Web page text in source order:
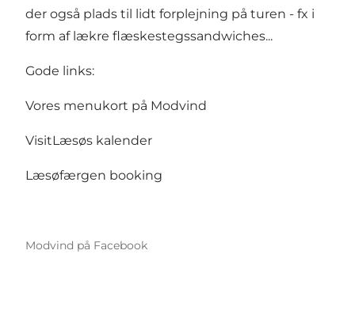
der også plads til lidt forplejning på turen - fx i
form af lækre flæskestegssandwiches...
Gode links:
Vores menukort på Modvind
VisitLæsøs kalender
Læsøfærgen booking
Modvind på Facebook